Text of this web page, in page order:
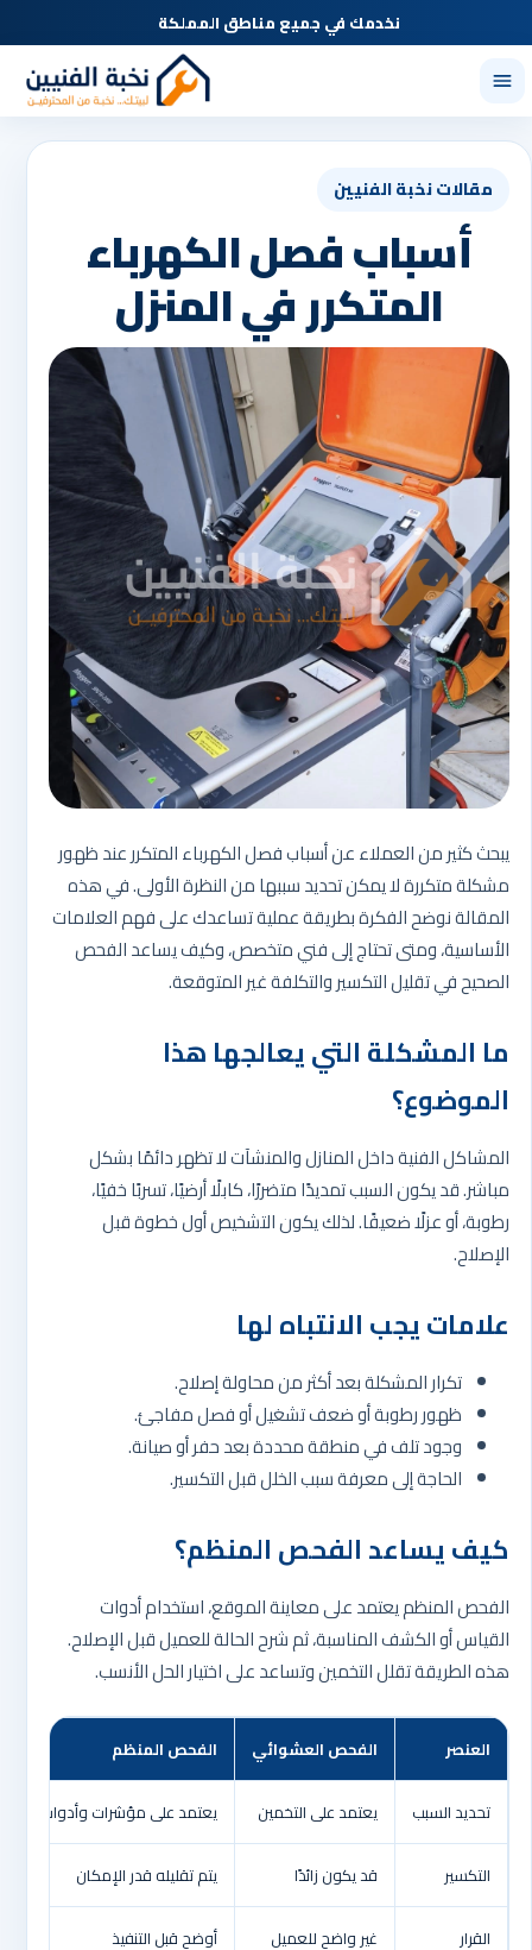
نخدمك في جميع مناطق المملكة
مقالات نخبة الفنيين
أسباب فصل الكهرباء
المتكرر في المنزل
يبحث كثير من العملاء عن أسباب فصل الكهرباء المتكرر عند ظهور
مشكلة متكررة لا يمكن تحديد سببها من النظرة الأولى. في هذه
المقالة نوضح الفكرة بطريقة عملية تساعدك على فهم العلامات
الأساسية، ومتى تحتاج إلى فني متخصص، وكيف يساعد الفحص
الصحيح في تقليل التكسير والتكلفة غير المتوقعة.
ما المشكلة التي يعالجها هذا
الموضوع؟
المشاكل الفنية داخل المنازل والمنشآت لا تظهر دائمًا بشكل
مباشر. قد يكون السبب تمديدًا متضررًا، كابلًا أرضيًا، تسربًا خفيًا،
رطوبة، أو عزلًا ضعيفًا. لذلك يكون التشخيص أول خطوة قبل
الإصلاح.
علامات يجب الانتباه لها
تكرار المشكلة بعد أكثر من محاولة إصلاح.
ظهور رطوبة أو ضعف تشغيل أو فصل مفاجئ.
وجود تلف في منطقة محددة بعد حفر أو صيانة.
الحاجة إلى معرفة سبب الخلل قبل التكسير.
كيف يساعد الفحص المنظم؟
الفحص المنظم يعتمد على معاينة الموقع، استخدام أدوات
القياس أو الكشف المناسبة، ثم شرح الحالة للعميل قبل الإصلاح.
هذه الطريقة تقلل التخمين وتساعد على اختيار الحل الأنسب.
العنصر الفحص العشوائي الفحص المنظم
تحديد السبب يعتمد على التخمين يعتمد على مؤشرات وأدوات فحص
التكسير قد يكون زائدًا يتم تقليله قدر الإمكان
القرار غير واضح للعميل أوضح قبل التنفيذ